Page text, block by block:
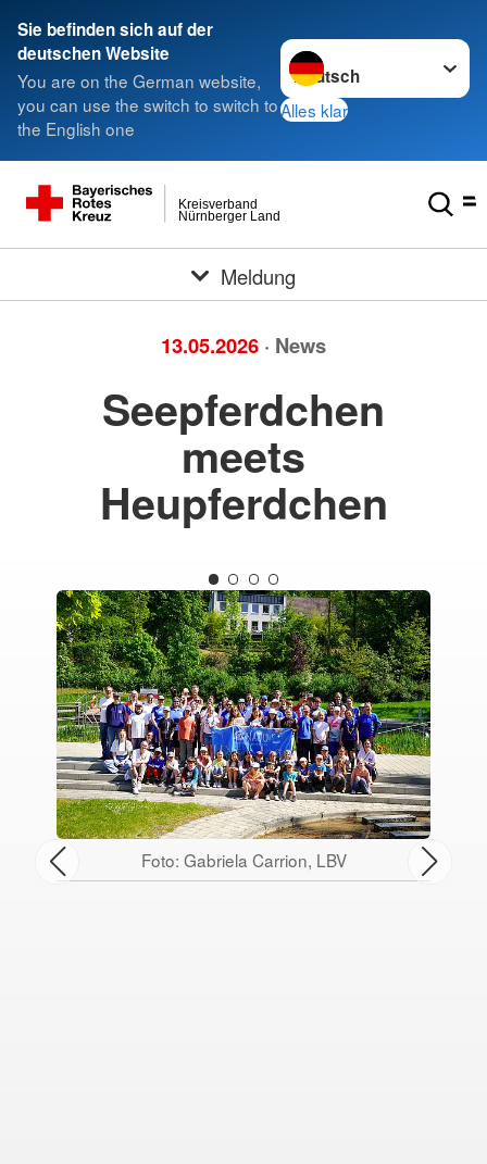
Sie befinden sich auf der
deutschen Website
You are on the German website,
you can use the switch to switch to
the English one
Sprache wechseln zu
Alles klar
Nürnberger Land
Kreisverband
Meldung
13.05.2026 · News
Seepferdchen
meets
Heupferdchen
Foto: Gabriela Carrion, LBV